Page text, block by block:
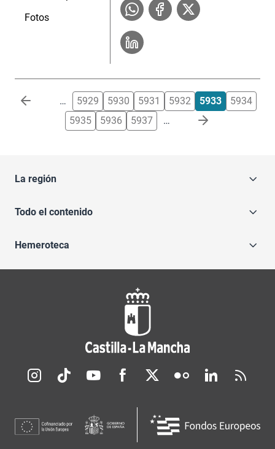
Fotos
Paginación … 5929 5930 5931 5932 5933
5934
5935
5936 5937 …
La región
Todo el contenido
Hemeroteca
Redes sociales JCCM